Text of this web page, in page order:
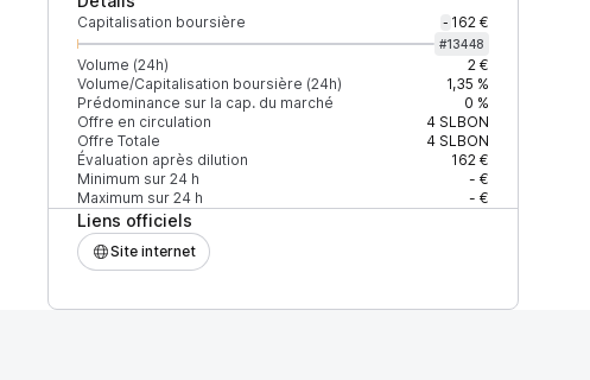
Capitalisation boursière - 162 €
#13448
Volume (24h)
2 €
Volume/Capitalisation boursière (24h)
1,35 %
Prédominance sur la cap. du marché
0 %
Offre en circulation
4SLBON
Offre Totale
4SLBON
Évaluation après dilution
162 €
Minimum sur 24 h
- €
Maximum sur 24 h
- €
Liens officiels
Site internet